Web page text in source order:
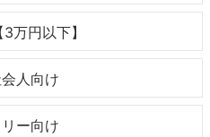
万円以下】
人向け
ー向け